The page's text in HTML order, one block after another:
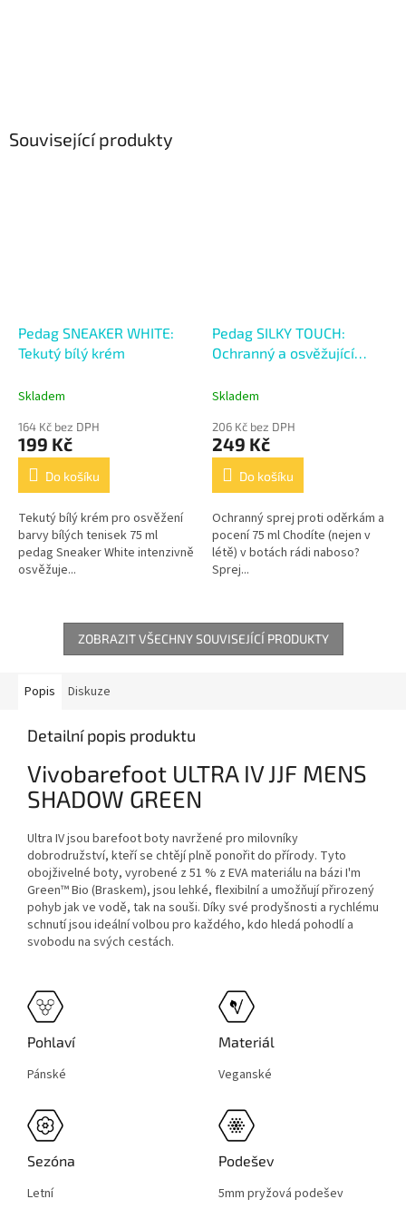
Související produkty
Pedag SNEAKER WHITE:
Tekutý bílý krém
Skladem
164 Kč bez DPH
199 Kč
Do košíku
Tekutý bílý krém pro osvěžení
barvy bílých tenisek 75 ml
pedag Sneaker White intenzivně
osvěžuje...
Pedag SILKY TOUCH:
Ochranný a osvěžující
Skladem
206 Kč bez DPH
249 Kč
Do košíku
Ochranný sprej proti oděrkám a
pocení 75 ml Chodíte (nejen v
létě) v botách rádi naboso?
Sprej...
ZOBRAZIT VŠECHNY SOUVISEJÍCÍ PRODUKTY
Popis Diskuze
Detailní popis produktu
Vivobarefoot ULTRA IV JJF MENS
SHADOW GREEN
Ultra IV jsou barefoot boty navržené pro milovníky
dobrodružství, kteří se chtějí plně ponořit do přírody. Tyto
obojživelné boty, vyrobené z 51 % z EVA materiálu na bázi I'm
Green™ Bio (Braskem), jsou lehké, flexibilní a umožňují přirozený
pohyb jak ve vodě, tak na souši. Díky své prodyšnosti a rychlému
schnutí jsou ideální volbou pro každého, kdo hledá pohodlí a
svobodu na svých cestách.
Pohlaví
Pánské
Materiál
Veganské
Sezóna
Letní
Podešev
5mm pryžová podešev